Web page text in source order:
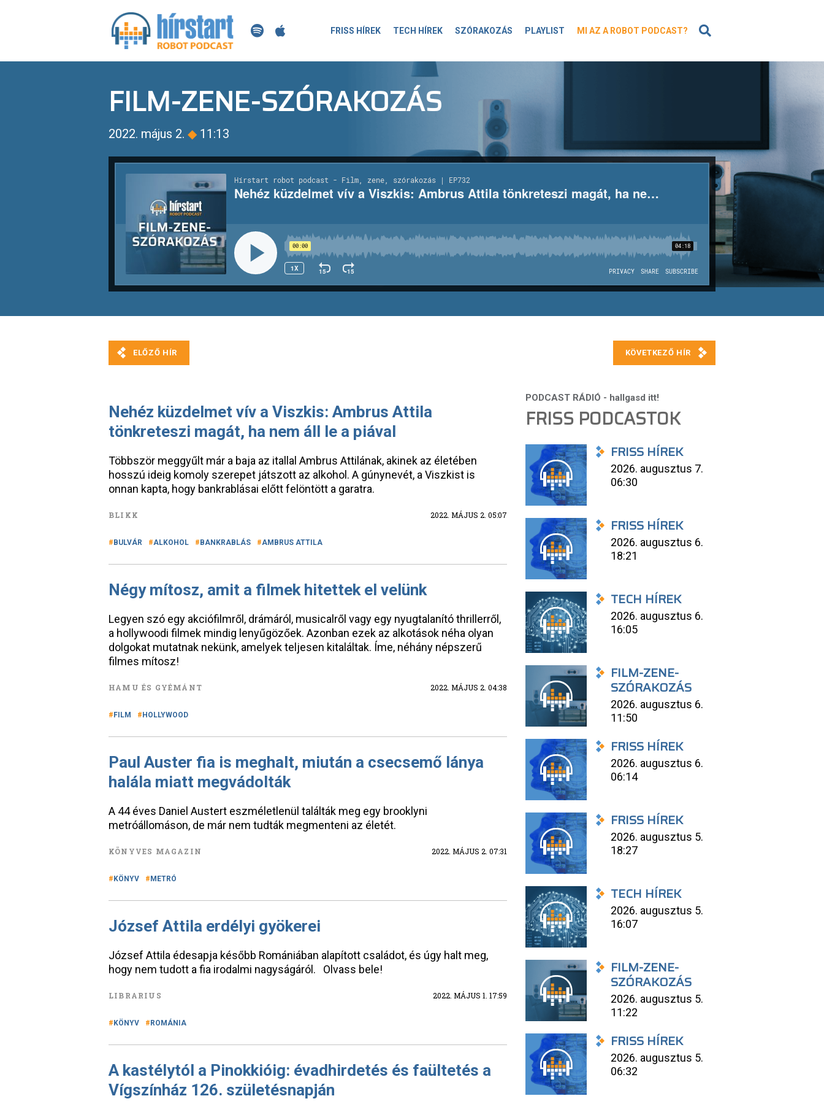
FRISS HÍREK TECH HÍREK SZÓRAKOZÁS PLAYLIST MI AZ A ROBOT PODCAST?
FILM-ZENE-SZÓRAKOZÁS
2022. május 2. ◆ 11:13
Nehéz küzdelmet vív a Viszkis: Ambrus Attila
tönkreteszi magát, ha nem áll le a piával
Többször meggyűlt már a baja az itallal Ambrus Attilának, akinek az életében
hosszú ideig komoly szerepet játszott az alkohol. A gúnynevét, a Viszkist is
onnan kapta, hogy bankrablásai előtt felöntött a garatra.
BLIKK 2022. MÁJUS 2. 05:07
BULVÁR ALKOHOL BANKRABLÁS AMBRUS ATTILA
Négy mítosz, amit a filmek hitettek el velünk
Legyen szó egy akciófilmről, drámáról, musicalről vagy egy nyugtalanító thrillerről,
a hollywoodi filmek mindig lenyűgözőek. Azonban ezek az alkotások néha olyan
dolgokat mutatnak nekünk, amelyek teljesen kitaláltak. Íme, néhány népszerű
filmes mítosz!
HAMU ÉS GYÉMÁNT 2022. MÁJUS 2. 04:38
FILM HOLLYWOOD
Paul Auster fia is meghalt, miután a csecsemő lánya
halála miatt megvádolták
A 44 éves Daniel Austert eszméletlenül találták meg egy brooklyni
metróállomáson, de már nem tudták megmenteni az életét.
KÖNYVES MAGAZIN 2022. MÁJUS 2. 07:31
KÖNYV METRÓ
József Attila erdélyi gyökerei
József Attila édesapja később Romániában alapított családot, és úgy halt meg,
hogy nem tudott a fia irodalmi nagyságáról. Olvass bele!
LIBRARIUS 2022. MÁJUS 1. 17:59
KÖNYV ROMÁNIA
A kastélytól a Pinokkióig: évadhirdetés és faültetés a
Vígszínház 126. születésnapján
FRISS PODCASTOK
FRISS HÍREK
2026. augusztus 7.
06:30
FRISS HÍREK
2026. augusztus 6.
18:21
TECH HÍREK
2026. augusztus 6.
16:05
FILM-ZENE-
SZÓRAKOZÁS
2026. augusztus 6.
11:50
FRISS HÍREK
2026. augusztus 6.
06:14
FRISS HÍREK
2026. augusztus 5.
18:27
TECH HÍREK
2026. augusztus 5.
16:07
FILM-ZENE-
SZÓRAKOZÁS
2026. augusztus 5.
11:22
FRISS HÍREK
2026. augusztus 5.
06:32